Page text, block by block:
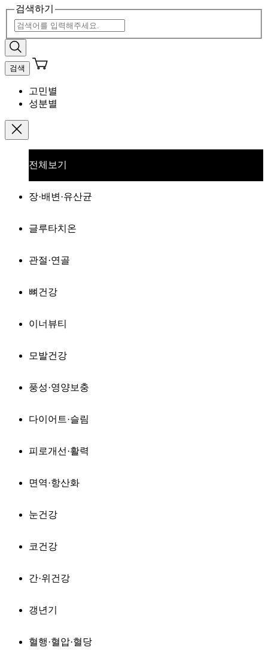
검색하기
검색
고민별
성분별
전체보기
장·배변·유산균
글루타치온
관절·연골
뼈건강
이너뷰티
모발건강
풍성·영양보충
다이어트·슬림
피로개선·활력
면역·항산화
눈건강
코건강
간·위건강
갱년기
혈행·혈압·혈당